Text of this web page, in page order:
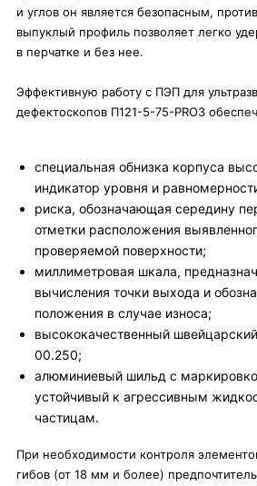
и углов он является безопасным,
выпуклый профиль позволяет легко
в перчатке и без нее.
Эффективную работу с ПЭП для
дефектоскопов П121-5-75-PRO3
специальная обнизка корпуса
индикатор уровня и
риска, обозначающая середину
отметки расположения
проверяемой поверхности;
миллиметровая шкала,
вычисления точки выхода и
положения в случае износа;
высококачественный
00.250;
алюминиевый шильд с
устойчивый к агрессивным
частицам.
При необходимости контроля
гибов (от 18 мм и более)